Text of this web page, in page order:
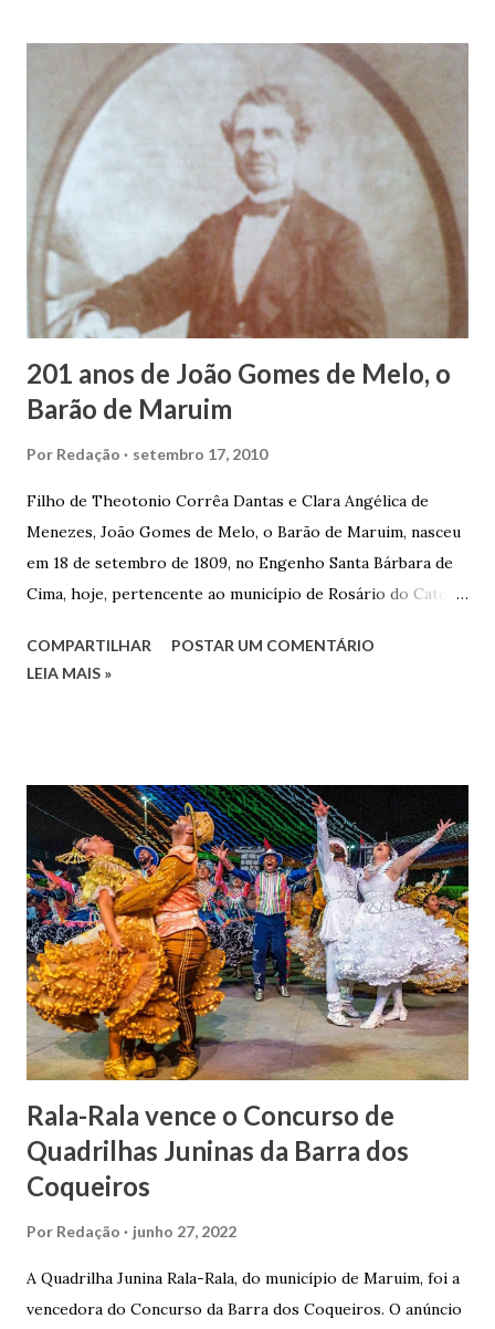
infância pobre, João Vieira não pôde se dedicar aos
estudos, e então passou a colocar o trabalho em primeiro
plano para auxiliar na renda familiar. No comércio foi
garçon, dono de bar, de armarinho e depois de uma
panificação. “Ao contrário de muitos, que renegam suas
raízes e procuram obscurecer seu passado, orgulhava-se
em defender o pão como garçon, tendo incontáveis vezes
que trabalhar copiosamente fora de seu horário normal em
trocas de gorjetas que c...
201 anos de João Gomes de Melo, o
Barão de Maruim
Por Redação setembro 17, 2010
Filho de Theotonio Corrêa Dantas e Clara Angélica de
Menezes, João Gomes de Melo, o Barão de Maruim, nasceu
em 18 de setembro de 1809, no Engenho Santa Bárbara de
Cima, hoje, pertencente ao município de Rosário do Catete.
José de Faro Leitão, porém o casamento acabou com o
indiciamento para apropriar-se da volumosa herança. Em
1862, transferiu-se para o Rio de Janeiro e casou-se com
uma irmã do Visconde de Uruguai. O Barão de Maruim
apresentou uma grande dedicação à atividade agrícola, que
lhe proporcionou uma grande reserva financeira. João
Gomes de Melo mandou construir a Igreja Matriz de Nosso
Senhor Bom Jesus dos Passos, que foi inaugurada em 1862 e
doada ao vigário Pe. José Joaquim de Vasconcelos. A Igreja
Matriz...
COMPARTILHAR
POSTAR UM COMENTÁRIO
LEIA MAIS »
Rala-Rala vence o Concurso de
Quadrilhas Juninas da Barra dos
Coqueiros
Por Redação junho 27, 2022
A Quadrilha Junina Rala-Rala, do município de Maruim, foi a
vencedora do Concurso da Barra dos Coqueiros. O anúncio